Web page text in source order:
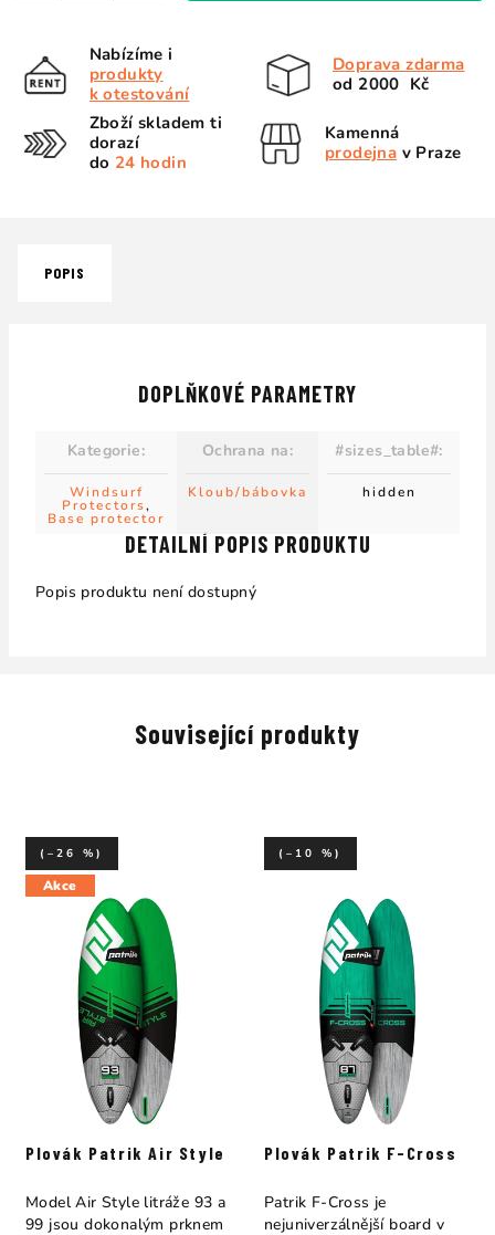
Nabízíme i
produkty
k otestování
Doprava zdarma
od 2000 Kč
Zboží skladem ti
dorazí
do 24 hodin
Kamenná
prodejna v Praze
POPIS
DETAILNÍ POPIS PRODUKTU
Popis produktu není dostupný
DOPLŇKOVÉ PARAMETRY
Kategorie:
Windsurf
Protectors,
Base protector
Ochrana na:
Kloub/bábovka
#sizes_table#:
hidden
Související produkty
Akce
Plovák Patrik Air Style
(–26 %)
Model Air Style litráže 93 a
99 jsou dokonalým prknem
Plovák Patrik F-Cross
(–10 %)
Patrik F-Cross je
nejuniverzálnější board v